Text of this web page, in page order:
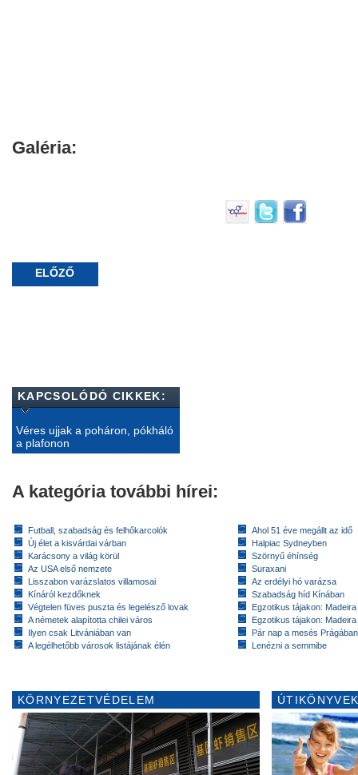
Galéria:
ELŐZŐ
KAPCSOLÓDÓ CIKKEK:
Véres ujjak a poháron, pókháló
a plafonon
A kategória további hírei:
Futball, szabadság és felhőkarcolók
Új élet a kisvárdai várban
Karácsony a világ körül
Az USA első nemzete
Lisszabon varázslatos villamosai
Kínáról kezdőknek
Végtelen füves puszta és legelésző lovak
A németek alapította chilei város
Ilyen csak Litvániában van
A legélhetőbb városok listájának élén
Ahol 51 éve megállt az idő
Halpiac Sydneyben
Szörnyű éhínség
Suraxani
Az erdélyi hó varázsa
Szabadság híd Kínában
Egzotikus tájakon:
Egzotikus tájakon:
Pár nap a mesés Prágában
Lenézni a semmibe
KÖRNYEZETVÉDELEM